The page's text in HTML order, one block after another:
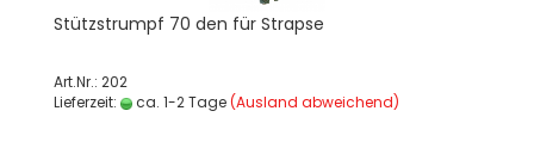
Stütz­strumpf 70 den für Strap­se
Art.Nr.: 202
Lieferzeit:
ca. 1-2 Tage(Ausland abweichend)